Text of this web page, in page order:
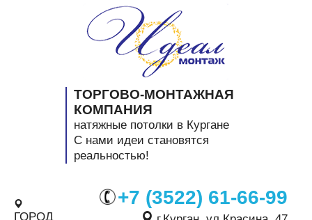
ТОРГОВО-МОНТАЖНАЯ
КОМПАНИЯ
натяжные потолки в Кургане
C нами идеи становятся
реальностью!
ГОРОД
+7 (3522) 61-66-99